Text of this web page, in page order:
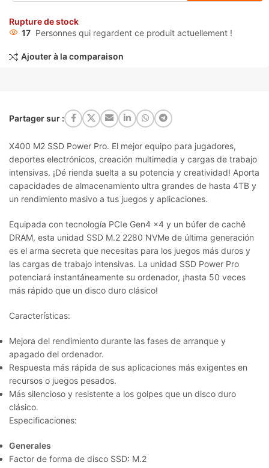
Rupture de stock
17 Personnes qui regardent ce produit actuellement !
Ajouter à la comparaison
Partager sur :
X400 M2 SSD Power Pro. El mejor equipo para jugadores,
deportes electrónicos, creación multimedia y cargas de trabajo
intensivas. ¡Dé rienda suelta a su potencia y creatividad! Aporta
capacidades de almacenamiento ultra grandes de hasta 4TB y
un rendimiento masivo a tus juegos y aplicaciones.
Equipada con tecnología PCIe Gen4 x4 y un búfer de caché
DRAM, esta unidad SSD M.2 2280 NVMe de última generación
es el arma secreta que necesitas para los juegos más duros y
las cargas de trabajo intensivas. La unidad SSD Power Pro
potenciará instantáneamente su ordenador, ¡hasta 50 veces
más rápido que un disco duro clásico!
Características:
Mejora del rendimiento durante las fases de arranque y
apagado del ordenador.
Respuesta más rápida de sus aplicaciones más exigentes en
recursos o juegos pesados.
Más silencioso y resistente a los golpes que un disco duro
clásico.
Especificaciones:
Generales
Factor de forma de disco SSD: M.2